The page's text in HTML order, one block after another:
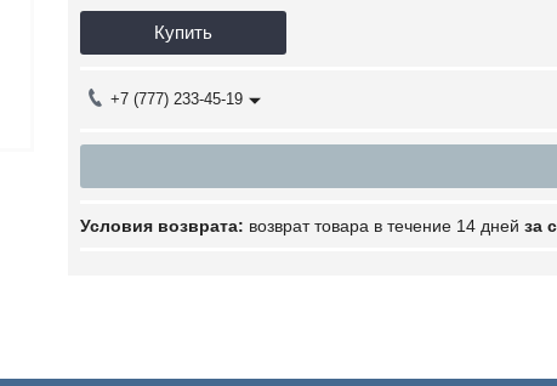
Купить
+7 (777) 233-45-19
возврат товара в течение 14 дней за